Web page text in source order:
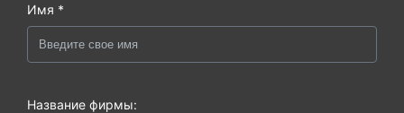
Имя *
Название фирмы: